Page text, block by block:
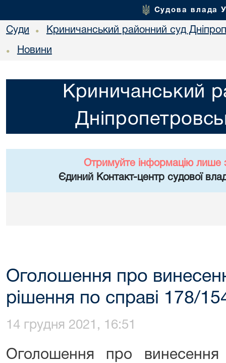
Судова влада
Суди • Криничанський районний суд
• Новини
Криничанський
Отримуйте інформацію лише
Єдиний Контакт-центр судової
Оголошення про
рішення по справі 178/
14 грудня 2021, 16:51
Оголошення про